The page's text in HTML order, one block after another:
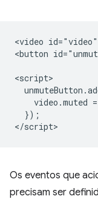
<video
<button
<script>
video.muted
  });
Os eventos que
precisam ser